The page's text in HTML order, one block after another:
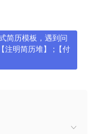
简历模板，遇到问
注明简历堆】 ;【付